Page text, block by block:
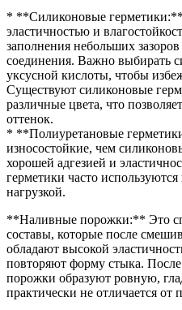
* **Силиконовые
эластичностью и
заполнения небольших
соединения. Важно выбирать
уксусной кислоты, чтобы
Существуют силиконовые
различные цвета, что
оттенок.
* **Полиуретановые
износостойкие, чем
хорошей адгезией и
герметики часто
нагрузкой.
**Наливные порожки:** Это
составы, которые после
обладают высокой
повторяют форму стыка.
порожки образуют ровную,
практически не отличается от